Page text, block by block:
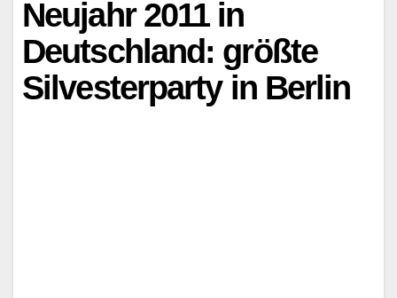
Neujahr 2011 in
Deutschland: größte
Silvesterparty in Berlin